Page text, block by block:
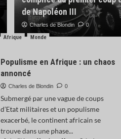
rédaction du
Samuel Prévost 0
de Napoléon III
Charles de Blondin 0
Afrique Monde
Populisme en Afrique : un chaos
annoncé
Charles de Blondin 0
Submergé par une vague de coups
d’Etat militaires et un populisme
exacerbé, le continent africain se
trouve dans une phase...